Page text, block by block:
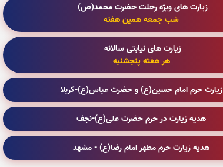
زیارت های ویژه رحلت حضرت محمد(ص)
شب جمعه همین هفته
زیارت های نیابتی سالانه
هر هفته پنجشنبه
زیارت حرم امام حسین(ع) و حضرت عباس(ع)-کربلا
هدیه زیارت در حرم حضرت علی(ع)-نجف
هدیه زیارت حرم مطهر امام رضا(ع) - مشهد
تعداد بازدید : 112
برای کپی کردن آدرس این صفحه روی دکمه کلیک نمایید